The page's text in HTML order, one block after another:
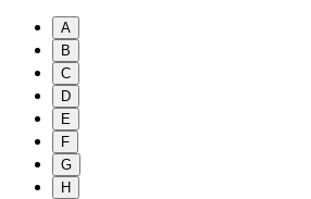
A
B
C
D
E
F
G
H